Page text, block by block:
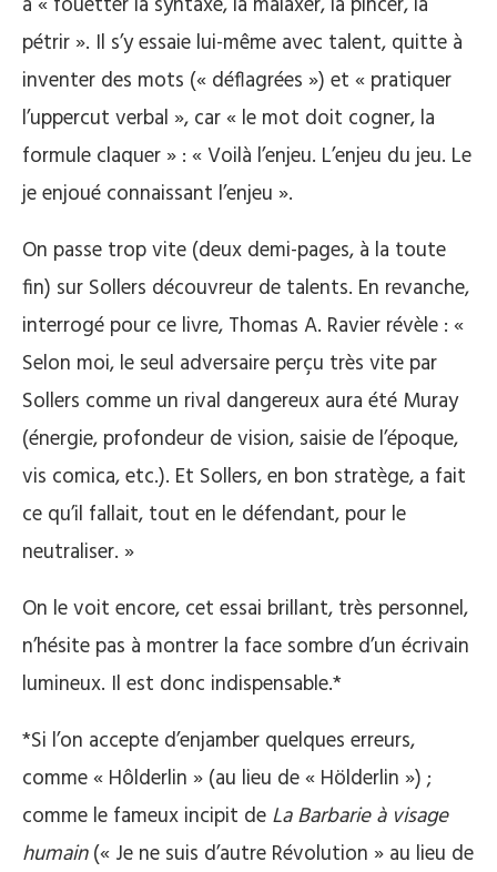
pétrir ». Il s’y essaie lui-même avec talent, quitte à
inventer des mots (« déflagrées ») et « pratiquer
l’uppercut verbal », car « le mot doit cogner, la
formule claquer » : « Voilà l’enjeu. L’enjeu du jeu. Le
je enjoué connaissant l’enjeu ».
On passe trop vite (deux demi-pages, à la toute
fin) sur Sollers découvreur de talents. En revanche,
interrogé pour ce livre, Thomas A. Ravier révèle : «
Selon moi, le seul adversaire perçu très vite par
Sollers comme un rival dangereux aura été Muray
(énergie, profondeur de vision, saisie de l’époque,
vis comica, etc.). Et Sollers, en bon stratège, a fait
ce qu’il fallait, tout en le défendant, pour le
neutraliser. »
On le voit encore, cet essai brillant, très personnel,
n’hésite pas à montrer la face sombre d’un écrivain
lumineux. Il est donc indispensable.*
*Si l’on accepte d’enjamber quelques erreurs,
comme « Hôlderlin » (au lieu de « Hölderlin ») ;
comme le fameux incipit de La Barbarie à visage
humain(« Je ne suis d’autre Révolution » au lieu de